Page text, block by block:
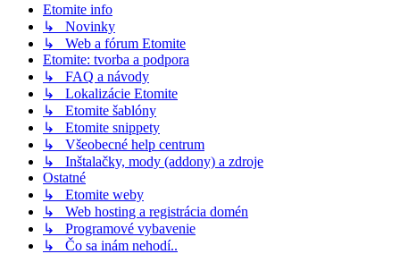
Etomite info
↳ Novinky
↳ Web a fórum Etomite
Etomite: tvorba a podpora
↳ FAQ a návody
↳ Lokalizácie Etomite
↳ Etomite šablóny
↳ Etomite snippety
↳ Všeobecné help centrum
↳ Inštalačky, mody (addony) a zdroje
Ostatné
↳ Etomite weby
↳ Web hosting a registrácia domén
↳ Programové vybavenie
↳ Čo sa inám nehodí..